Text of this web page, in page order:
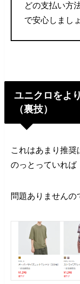
どの支払い方
で安心しまし
ユニクロをよ
（裏技）
これはあまり推
のっとっていれば
問題ありませんの